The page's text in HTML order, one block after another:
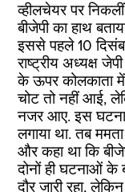
व्हीलचेयर पर
बीजेपी का हाथ
इससे पहले 10
राष्ट्रीय अध्यक्ष
के ऊपर कोलकाता में
चोट तो नहीं आई,
नजर आए. इस घटना
लगाया था. तब
और कहा था कि
दोनों ही घटनाओं के
दौर जारी रहा,